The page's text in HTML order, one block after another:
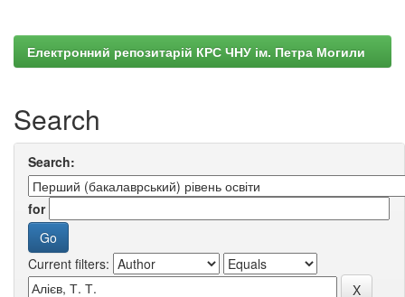
Електронний репозитарій КРС ЧНУ ім. Петра Могили
Search
Search:
for
Current filters: